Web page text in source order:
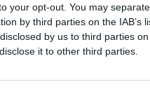
your opt-out. You may
by third parties on the IAB’s
by us to third parties
it to other third parties.
tensione resta alta
da parte del Consiglio di
dello scalo fiorentino